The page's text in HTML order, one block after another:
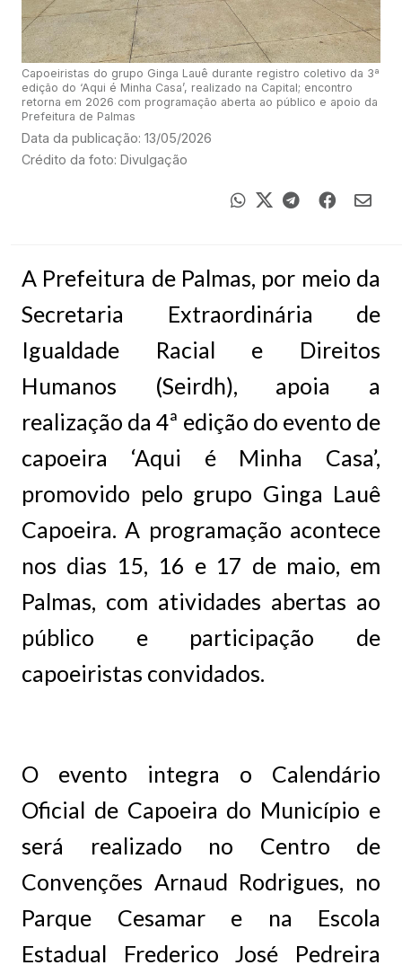
Capoeiristas do grupo Ginga Lauê durante registro coletivo da 3ª
edição do ‘Aqui é Minha Casa’, realizado na Capital; encontro
retorna em 2026 com programação aberta ao público e apoio da
Prefeitura de Palmas
Data da publicação: 13/05/2026
Crédito da foto: Divulgação
A Prefeitura de Palmas, por meio da
Secretaria Extraordinária de
Igualdade Racial e Direitos
Humanos (Seirdh), apoia a
realização da 4ª edição do evento de
capoeira ‘Aqui é Minha Casa’,
promovido pelo grupo Ginga Lauê
Capoeira. A programação acontece
nos dias 15, 16 e 17 de maio, em
Palmas, com atividades abertas ao
público e participação de
capoeiristas convidados.
O evento integra o Calendário
Oficial de Capoeira do Município e
será realizado no Centro de
Convenções Arnaud Rodrigues, no
Parque Cesamar e na Escola
Estadual Frederico José Pedreira